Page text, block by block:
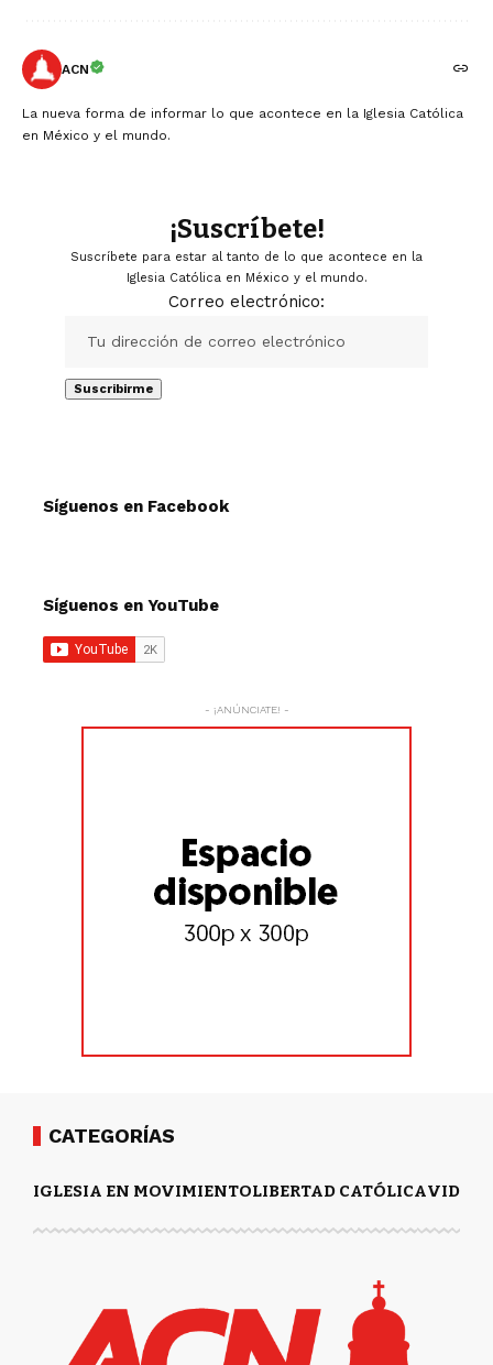
ACN
La nueva forma de informar lo que acontece en la Iglesia Católica
en México y el mundo.
¡Suscríbete!
Suscríbete para estar al tanto de lo que acontece en la
Iglesia Católica en México y el mundo.
Correo electrónico:
Síguenos en Facebook
Síguenos en YouTube
- ¡ANÚNCIATE! -
CATEGORÍAS
IGLESIA EN MOVIMIENTOLIBERTAD CATÓLICAVIDA